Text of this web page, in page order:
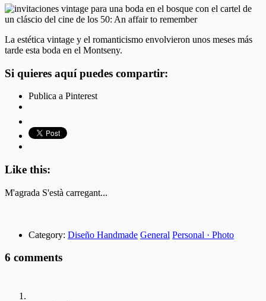
La estética vintage y el romanticismo envolvieron unos meses más
tarde esta boda en el Montseny.
Si quieres aquí puedes compartir:
Publica a Pinterest
Like this:
M'agrada S'està carregant...
Category: Diseño Handmade General Personal · Photo
6 comments